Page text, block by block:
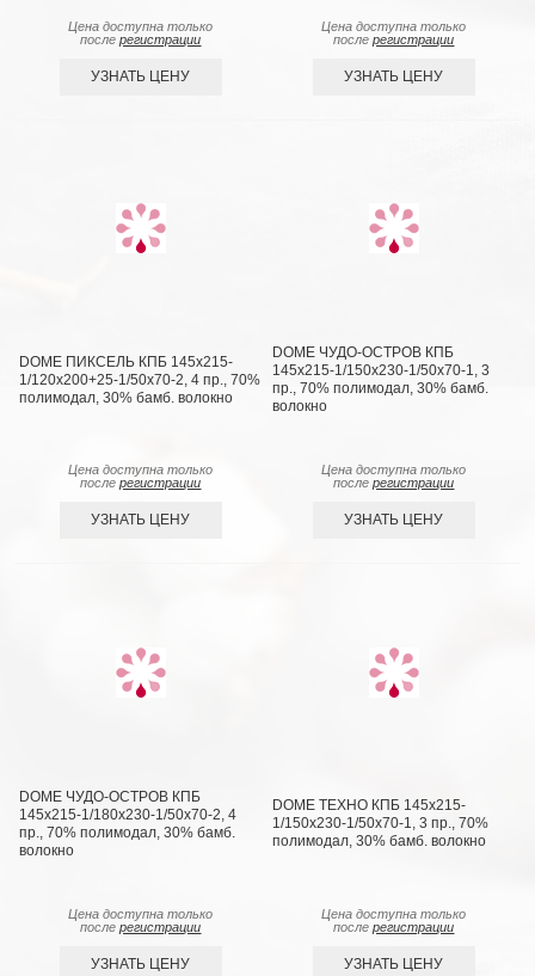
Цена доступна только
послерегистрации
УЗНАТЬ ЦЕНУ
Цена доступна только
послерегистрации
УЗНАТЬ ЦЕНУ
DOME ПИКСЕЛЬ КПБ 145х215-
1/120х200+25-1/50х70-2, 4 пр., 70%
полимодал, 30% бамб. волокно
Цена доступна только
послерегистрации
УЗНАТЬ ЦЕНУ
DOME ЧУДО-ОСТРОВ КПБ
145х215-1/150х230-1/50х70-1, 3
пр., 70% полимодал, 30% бамб.
волокно
Цена доступна только
послерегистрации
УЗНАТЬ ЦЕНУ
DOME ЧУДО-ОСТРОВ КПБ
145х215-1/180х230-1/50х70-2, 4
пр., 70% полимодал, 30% бамб.
волокно
Цена доступна только
послерегистрации
УЗНАТЬ ЦЕНУ
DOME ТЕХНО КПБ 145х215-
1/150х230-1/50х70-1, 3 пр., 70%
полимодал, 30% бамб. волокно
Цена доступна только
послерегистрации
УЗНАТЬ ЦЕНУ